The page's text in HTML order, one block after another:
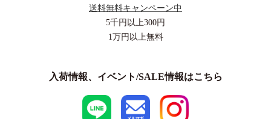
送料無料キャンペーン中
5千円以上300円
1万円以上無料
入荷情報、イベント/SALE情報はこちら